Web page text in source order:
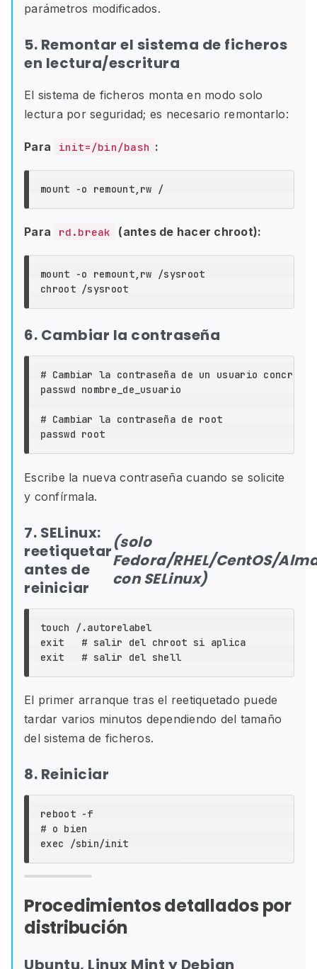
parámetros modificados.
5. Remontar el sistema de ficheros
en lectura/escritura
El sistema de ficheros monta en modo solo
lectura por seguridad; es necesario remontarlo:
Para init=/bin/bash :
mount -o
Para rd.break (antes de hacer chroot):
mount -o
chroot
6. Cambiar la contraseña
# Cambiar la contraseña de un usuario concreto
passwd nombre_de_usuario
# Cambiar la contraseña de root
Escribe la nueva contraseña cuando se solicite
y confírmala.
7. SELinux:
reetiquetar
antes de
reiniciar
(solo
Fedora/RHEL/CentOS/
con SELinux)
touch
exit
# salir del chroot si aplica
exit
# salir del shell
El primer arranque tras el reetiquetado puede
tardar varios minutos dependiendo del tamaño
del sistema de ficheros.
8. Reiniciar
reboot -f
# o bien
exec
Procedimientos detallados por
distribución
Ubuntu, Linux Mint y Debian